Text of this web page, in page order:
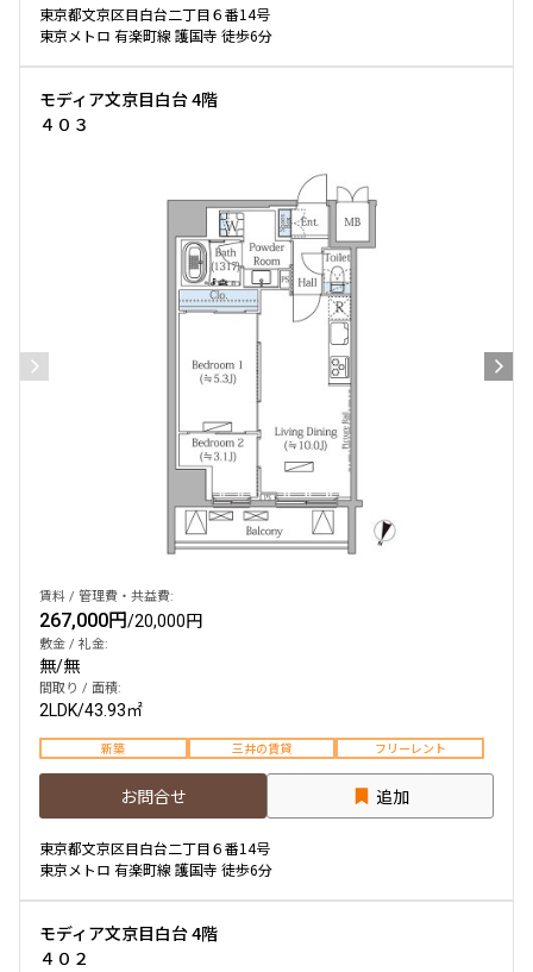
東京都文京区目白台二丁目６番14号
東京メトロ 有楽町線 護国寺 徒歩6分
モディア文京目白台 4階
４０３
賃料 / 管理費・共益費:
267,000円/20,000円
敷金 / 礼金:
無/無
間取り / 面積:
2LDK/43.93㎡
新築 三井の賃貸 フリーレント
お問合せ 追加
東京都文京区目白台二丁目６番14号
東京メトロ 有楽町線 護国寺 徒歩6分
モディア文京目白台 4階
４０２